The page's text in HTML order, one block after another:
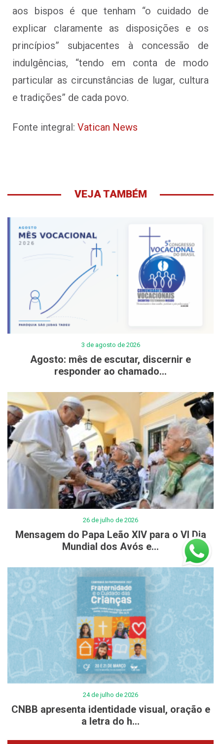
aos bispos é que tenham “o cuidado de
explicar claramente as disposições e os
princípios” subjacentes à concessão de
indulgências, “tendo em conta de modo
particular as circunstâncias de lugar, cultura
e tradições” de cada povo.
Fonte integral: Vatican News
VEJA TAMBÉM
3 de agosto de 2026
Agosto: mês de escutar, discernir e
responder ao chamado...
26 de julho de 2026
Mensagem do Papa Leão XIV para o VI Dia
Mundial dos Avós e...
24 de julho de 2026
CNBB apresenta identidade visual, oração e
a letra do h...